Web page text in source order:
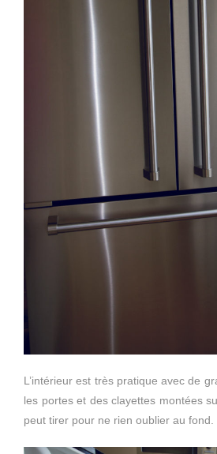
L’intérieur est très pratique avec de
les portes et des clayettes montées
peut tirer pour ne rien oublier au fond.